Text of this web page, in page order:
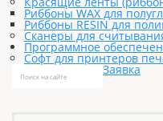
Риббоны WAX для
Риббоны RESIN для
Сканеры для
Программное
Софт для принтеров
Заявка